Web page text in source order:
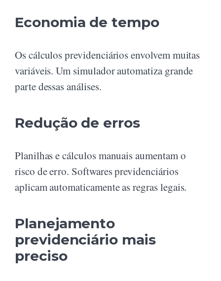
Economia de tempo
Os cálculos previdenciários envolvem muitas
variáveis. Um simulador automatiza grande
parte dessas análises.
Redução de erros
Planilhas e cálculos manuais aumentam o
risco de erro. Softwares previdenciários
aplicam automaticamente as regras legais.
Planejamento
previdenciário mais
preciso